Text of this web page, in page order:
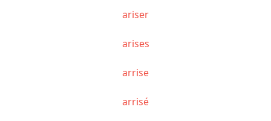
ariser
arises
arrise
arrisé